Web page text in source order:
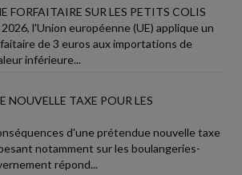
FORFAITAIRE SUR LES PETITS COLIS
l'Union européenne (UE) applique un
de 3 euros aux importations de
inférieure...
NOUVELLE TAXE POUR LES
d'une prétendue nouvelle taxe
notamment sur les boulangeries-
répond...